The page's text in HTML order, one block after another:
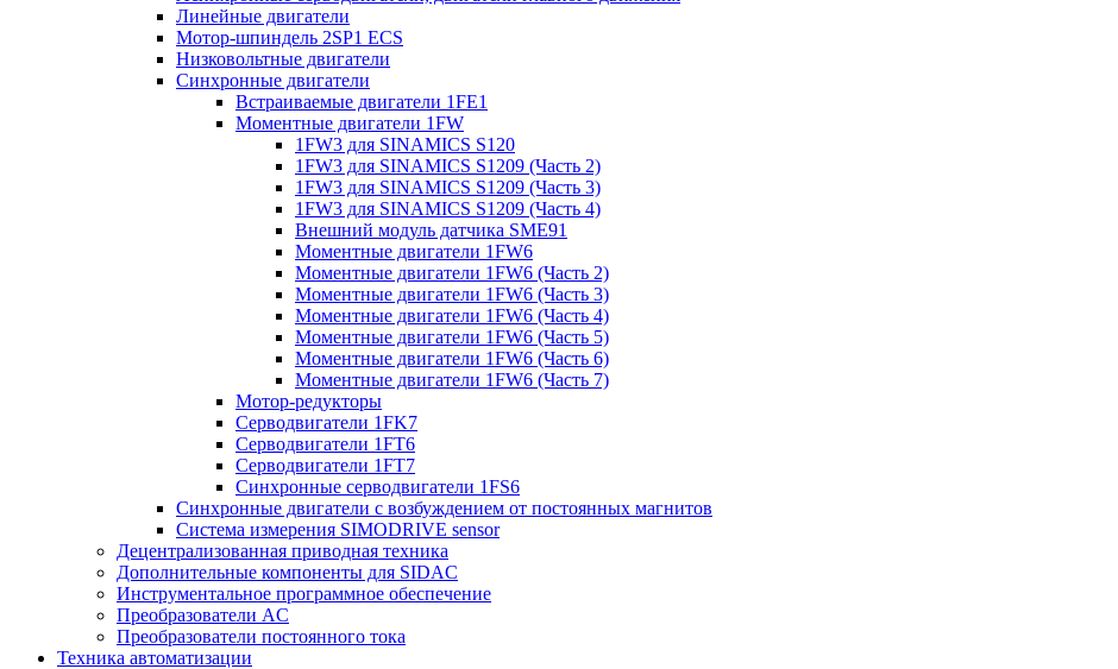
Линейные двигатели
Мотор-шпиндель 2SP1 ECS
Низковольтные двигатели
Синхронные двигатели
Встраиваемые двигатели 1FE1
Моментные двигатели 1FW
1FW3 для SINAMICS S120
1FW3 для SINAMICS S1209 (Часть 2)
1FW3 для SINAMICS S1209 (Часть 3)
1FW3 для SINAMICS S1209 (Часть 4)
Внешний модуль датчика SME91
Моментные двигатели 1FW6
Моментные двигатели 1FW6 (Часть 2)
Моментные двигатели 1FW6 (Часть 3)
Моментные двигатели 1FW6 (Часть 4)
Моментные двигатели 1FW6 (Часть 5)
Моментные двигатели 1FW6 (Часть 6)
Моментные двигатели 1FW6 (Часть 7)
Мотор-редукторы
Серводвигатели 1FK7
Серводвигатели 1FT6
Серводвигатели 1FT7
Синхронные серводвигатели 1FS6
Синхронные двигатели с возбуждением от постоянных магнитов
Система измерения SIMODRIVE sensor
Децентрализованная приводная техника
Дополнительные компоненты для SIDAC
Инструментальное программное обеспечение
Преобразователи AC
Преобразователи постоянного тока
Техника автоматизации